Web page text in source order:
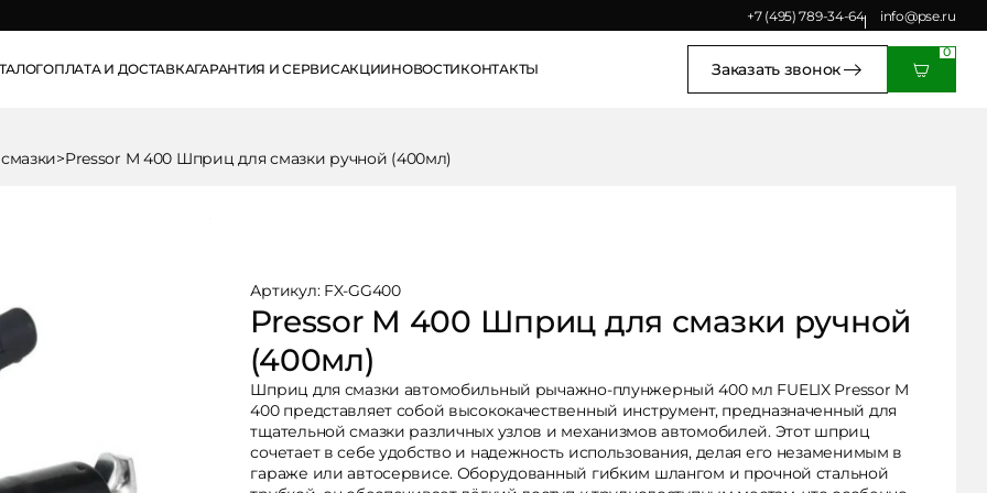
+7 (495) 789-34-64 info@pse.ru
ОПЛАТА И ДОСТАВКАГАРАНТИЯ И СЕРВИСАКЦИИНОВОСТИКОНТАКТЫ Заказать звонок
>Pressor M 400 Шприц для смазки ручной (400мл)
Артикул: FX-GG400
Pressor M 400 Шприц для смазки ручной
(400мл)
Шприц для смазки автомобильный рычажно-плунжерный 400 мл FUELIX Pressor M
400 представляет собой высококачественный инструмент, предназначенный для
тщательной смазки различных узлов и механизмов автомобилей. Этот шприц
сочетает в себе удобство и надежность использования, делая его незаменимым в
гараже или автосервисе. Оборудованный гибким шлангом и прочной стальной
+7 (495) 789-34-64Заказать звонок
Заказать звонок